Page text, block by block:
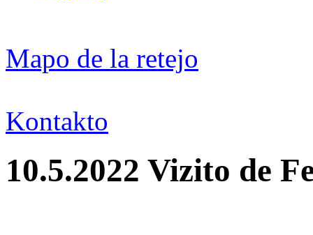
Mapo de la retejo
Kontakto
10.5.2022 Vizito de